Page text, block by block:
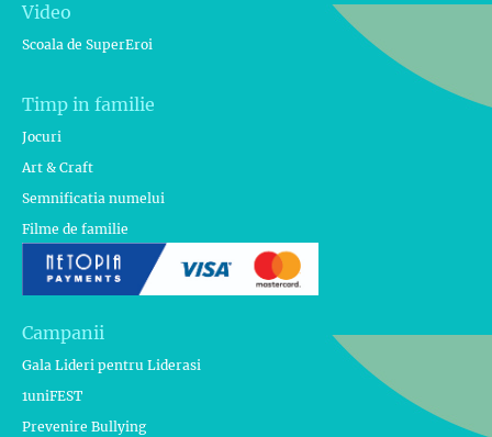
Video
Scoala de SuperEroi
Timp in familie
Jocuri
Art & Craft
Semnificatia numelui
Filme de familie
Campanii
Gala Lideri pentru Liderasi
1uniFEST
Prevenire Bullying